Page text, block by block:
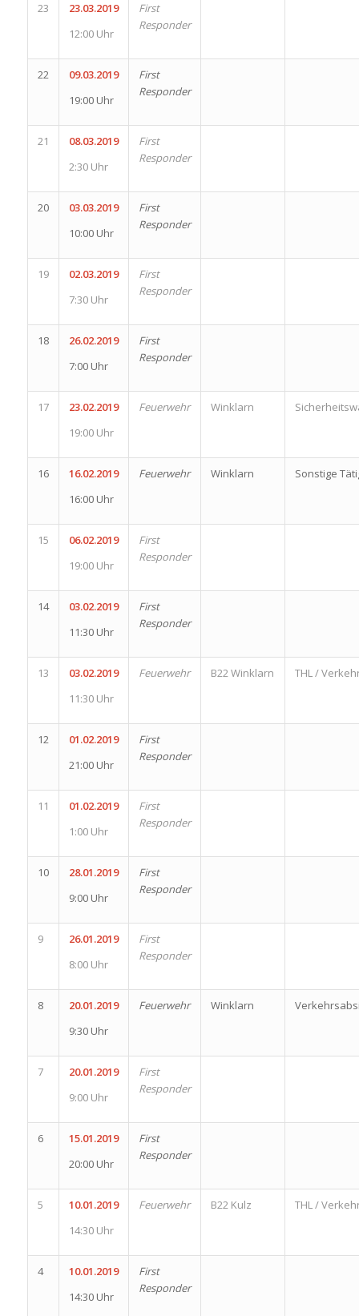
23
23.03.2019
12:00 Uhr
First
Responder
22
09.03.2019
19:00 Uhr
First
Responder
21
08.03.2019
2:30 Uhr
First
Responder
20
03.03.2019
10:00 Uhr
First
Responder
19
02.03.2019
7:30 Uhr
First
Responder
18
26.02.2019
7:00 Uhr
First
Responder
17
23.02.2019
19:00 Uhr
Feuerwehr Winklarn
16
16.02.2019
16:00 Uhr
Feuerwehr Winklarn Sonstige
15
06.02.2019
19:00 Uhr
First
Responder
14
03.02.2019
11:30 Uhr
First
Responder
13
03.02.2019
11:30 Uhr
Feuerwehr B22 Winklarn THL /
12
01.02.2019
21:00 Uhr
First
Responder
11
01.02.2019
1:00 Uhr
First
Responder
10
28.01.2019
9:00 Uhr
First
Responder
9
26.01.2019
8:00 Uhr
First
Responder
8
20.01.2019
9:30 Uhr
Feuerwehr Winklarn
7
20.01.2019
9:00 Uhr
First
Responder
6
15.01.2019
20:00 Uhr
First
Responder
5
10.01.2019
14:30 Uhr
Feuerwehr B22 Kulz THL /
4
10.01.2019
14:30 Uhr
First
Responder